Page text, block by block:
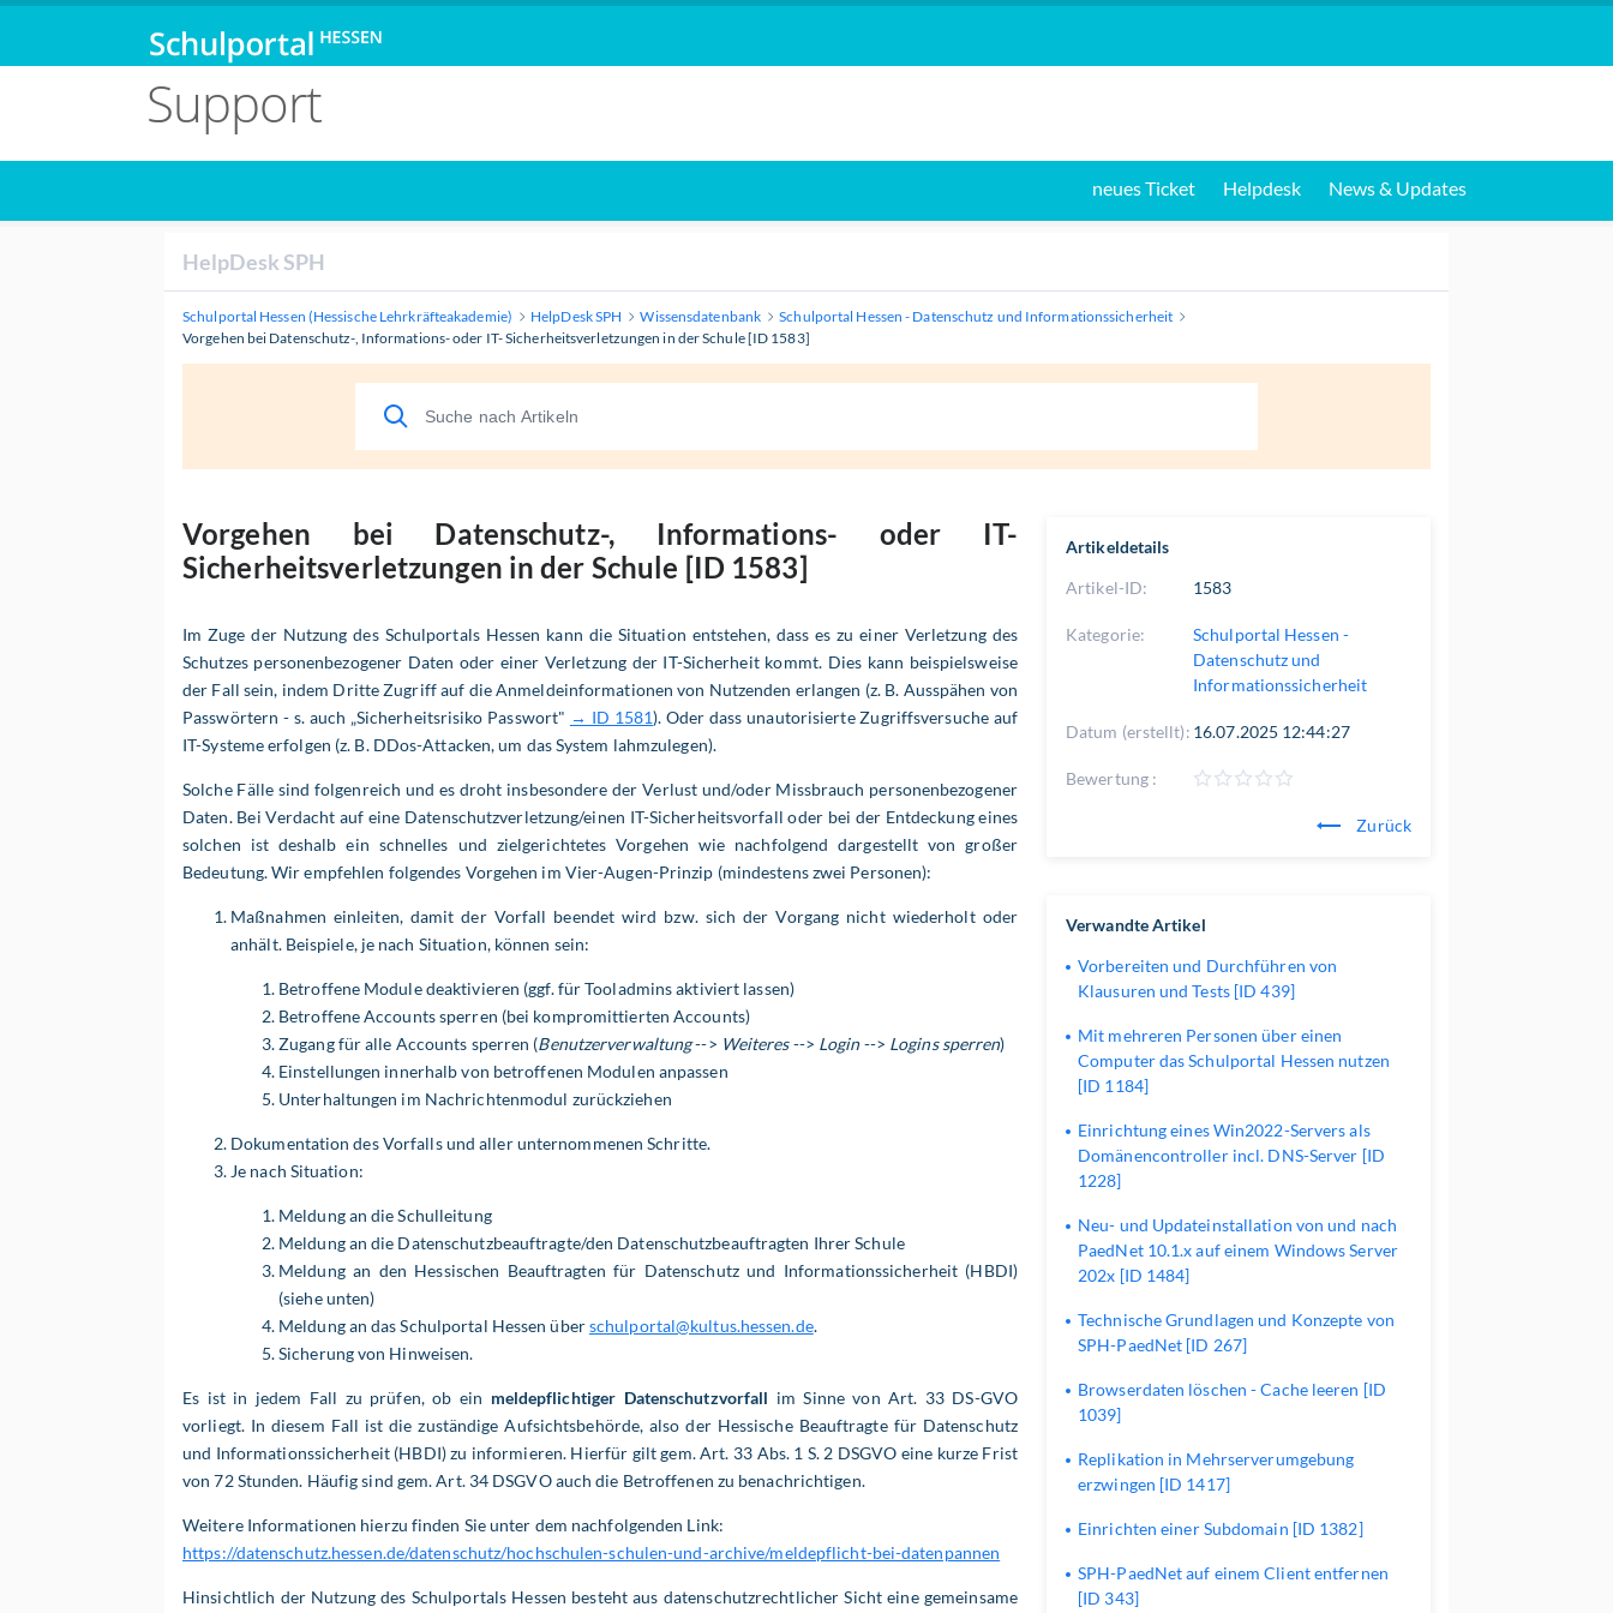
Support
neues Ticket Helpdesk News & Updates
HelpDesk SPH
Schulportal Hessen (Hessische Lehrkräfteakademie) HelpDesk SPH Wissensdatenbank
Schulportal Hessen - Datenschutz und Informationssicherheit
Vorgehen bei Datenschutz-, Informations- oder IT- Sicherheitsverletzungen in der Schule [ID 1583]
Vorgehen bei Datenschutz-, Informations- oder IT-
Sicherheitsverletzungen in der Schule [ID 1583]
Im Zuge der Nutzung des Schulportals Hessen kann die Situation entstehen, dass es zu einer Verletzung des
Schutzes personenbezogener Daten oder einer Verletzung der IT-Sicherheit kommt. Dies kann beispielsweise
der Fall sein, indem Dritte Zugriff auf die Anmeldeinformationen von Nutzenden erlangen (z. B. Ausspähen von
Passwörtern - s. auch „Sicherheitsrisiko Passwort" → ID 1581). Oder dass unautorisierte Zugriffsversuche auf
IT-Systeme erfolgen (z. B. DDos-Attacken, um das System lahmzulegen).
Solche Fälle sind folgenreich und es droht insbesondere der Verlust und/oder Missbrauch personenbezogener
Daten. Bei Verdacht auf eine Datenschutzverletzung/einen IT-Sicherheitsvorfall oder bei der Entdeckung eines
solchen ist deshalb ein schnelles und zielgerichtetes Vorgehen wie nachfolgend dargestellt von großer
Bedeutung. Wir empfehlen folgendes Vorgehen im Vier-Augen-Prinzip (mindestens zwei Personen):
Maßnahmen einleiten, damit der Vorfall beendet wird bzw. sich der Vorgang nicht wiederholt oder
anhält. Beispiele, je nach Situation, können sein:
Betroffene Module deaktivieren (ggf. für Tooladmins aktiviert lassen)
Betroffene Accounts sperren (bei kompromittierten Accounts)
Zugang für alle Accounts sperren (Benutzerverwaltung--> Weiteres--> Login--> Logins sperren)
Einstellungen innerhalb von betroffenen Modulen anpassen
Unterhaltungen im Nachrichtenmodul zurückziehen
Dokumentation des Vorfalls und aller unternommenen Schritte.
Je nach Situation:
Meldung an die Schulleitung
Meldung an die Datenschutzbeauftragte/den Datenschutzbeauftragten Ihrer Schule
Meldung an den Hessischen Beauftragten für Datenschutz und Informationssicherheit (HBDI)
(siehe unten)
Meldung an das Schulportal Hessen überschulportal@kultus.hessen.de.
Sicherung von Hinweisen.
Es ist in jedem Fall zu prüfen, ob ein meldepflichtiger Datenschutzvorfall im Sinne von Art. 33 DS-GVO
vorliegt. In diesem Fall ist die zuständige Aufsichtsbehörde, also der Hessische Beauftragte für Datenschutz
und Informationssicherheit (HBDI) zu informieren. Hierfür gilt gem. Art. 33 Abs. 1 S. 2 DSGVO eine kurze Frist
von 72 Stunden. Häufig sind gem. Art. 34 DSGVO auch die Betroffenen zu benachrichtigen.
Weitere Informationen hierzu finden Sie unter dem nachfolgenden Link:
https://datenschutz.hessen.de/datenschutz/hochschulen-schulen-und-archive/meldepflicht-bei-datenpannen
Hinsichtlich der Nutzung des Schulportals Hessen besteht aus datenschutzrechtlicher Sicht eine gemeinsame
Artikeldetails
Artikel-ID: 1583
Kategorie:
Schulportal Hessen -
Datenschutz und
Informationssicherheit
Datum (erstellt): 16.07.2025 12:44:27
Bewertung :
Zurück
Verwandte Artikel
Vorbereiten und Durchführen von
Klausuren und Tests [ID 439]
Mit mehreren Personen über einen
Computer das Schulportal Hessen nutzen
[ID 1184]
Einrichtung eines Win2022-Servers als
Domänencontroller incl. DNS-Server [ID
1228]
Neu- und Updateinstallation von und nach
PaedNet 10.1.x auf einem Windows Server
202x [ID 1484]
Technische Grundlagen und Konzepte von
SPH-PaedNet [ID 267]
Browserdaten löschen - Cache leeren [ID
1039]
Replikation in Mehrserverumgebung
erzwingen [ID 1417]
Einrichten einer Subdomain [ID 1382]
SPH-PaedNet auf einem Client entfernen
[ID 343]